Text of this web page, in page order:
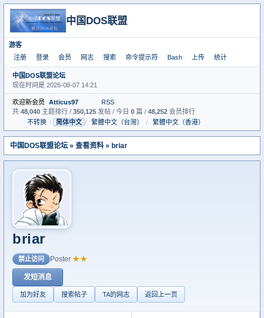
中国DOS联盟
游客
注册
登录 会员 网志 搜索 命令提示符 Bash 上传 统计
中国DOS联盟论坛
现在时间是 2026-08-07 14:21
欢迎新会员 Atticus97
RSS
共 48,040 主题排行 / 350,125 发帖 / 今日 0 篇 / 48,252 会员排行
不转换 / 简体中文 / 繁體中文（台灣） / 繁體中文（香港）
中国DOS联盟论坛 » 查看资料 » briar
briar
禁止访问 Poster ★★
发短消息
加为好友 搜索帖子 TA的网志 返回上一页